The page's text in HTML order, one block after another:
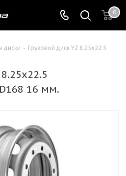
0
диски - Грузовой диск YZ 8.25x22.5
16 мм.